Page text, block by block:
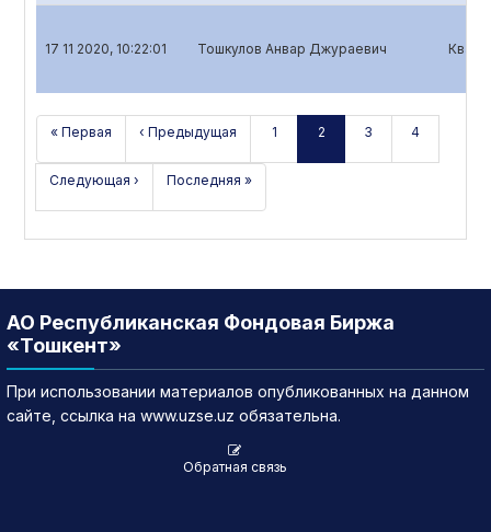
17 11 2020, 10:22:01 Тошкулов Анвар Джураевич
« Первая ‹ Предыдущая 1 2 3 4
Следующая › Последняя »
АО Республиканская Фондовая Биржа
«Тошкент»
При использовании материалов опубликованных на данном
сайте, ссылка на www.uzse.uz обязательна.
Обратная связь